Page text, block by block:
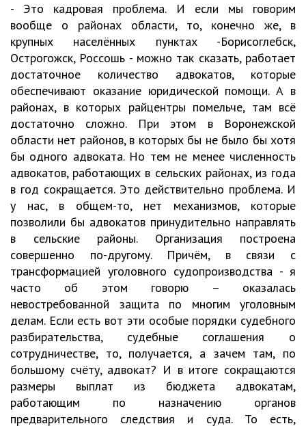
- Это кадровая проблема. И если мы говорим
вообще о районах области, то, конечно же, в
крупных населённых пунктах -Борисоглебск,
Острогожск, Россошь - можно так сказать, работает
достаточное количество адвокатов, которые
обеспечивают оказание юридической помощи. А в
районах, в которых райцентры помельче, там всё
достаточно сложно. При этом в Воронежской
области нет районов, в которых бы не было бы хотя
бы одного адвоката. Но тем не менее численность
адвокатов, работающих в сельских районах, из года
в год сокращается. Это действительно проблема. И
у нас, в общем-то, нет механизмов, которые
позволили бы адвокатов принудительно направлять
в сельские районы. Организация построена
совершенно по-другому. Причём, в связи с
трансформацией уголовного судопроизводства - я
часто об этом говорю – оказалась
невостребованной защита по многим уголовным
делам. Если есть вот эти особые порядки судебного
разбирательства, судебные соглашения о
сотрудничестве, то, получается, а зачем там, по
большому счёту, адвокат? И в итоге сокращаются
размеры выплат из бюджета адвокатам,
работающим по назначению органов
предварительного следствия и суда. То есть,